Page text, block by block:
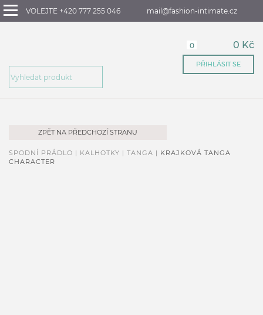
VOLEJTE +420 777 255 046 mail@fashion-intimate.cz
0 0 Kč
PŘIHLÁSIT SE
ZPĚT NA PŘEDCHOZÍ STRANU
SPODNÍ PRÁDLO | KALHOTKY | TANGA | KRAJKOVÁ TANGA
CHARACTER